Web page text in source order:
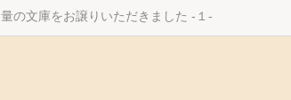
量の文庫をお譲りいただきました -１-